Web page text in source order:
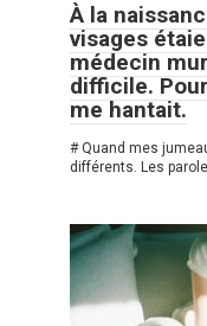
À la
visages
médecin
difficile.
me hantait.
# Quand mes
différents. Les